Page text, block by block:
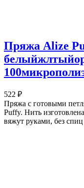
Пряжа Alize
522 ₽
Пряжа с готовыми
Puffy. Нить
вяжут руками, без